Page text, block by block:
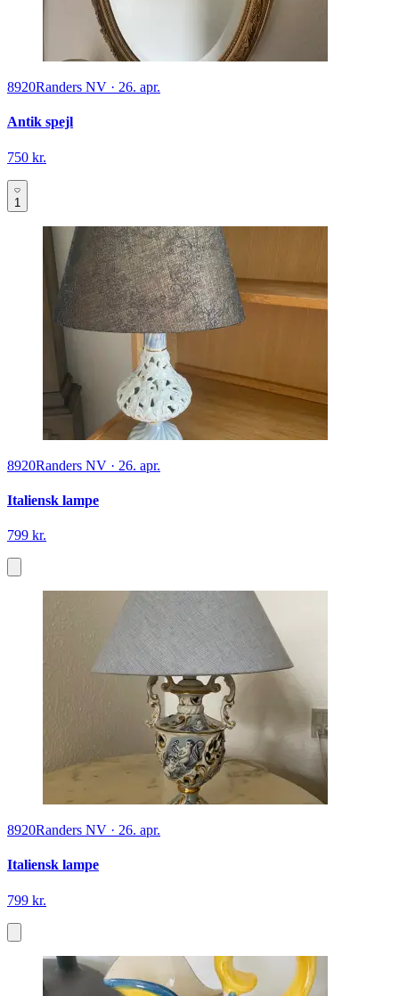
8920Randers NV · 26. apr.
Antik spejl
750 kr.
1
8920Randers NV · 26. apr.
Italiensk lampe
799 kr.
8920Randers NV · 26. apr.
Italiensk lampe
799 kr.